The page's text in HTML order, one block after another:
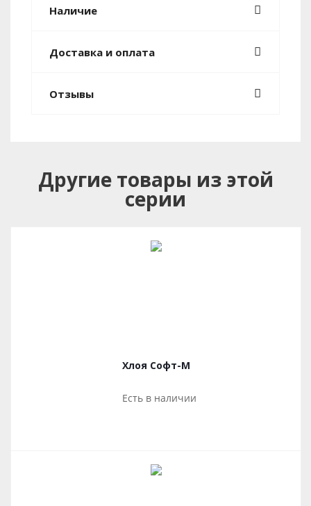
Наличие
Доставка и оплата
Отзывы
Другие товары из этой
серии
Хлоя Софт-М
Есть в наличии